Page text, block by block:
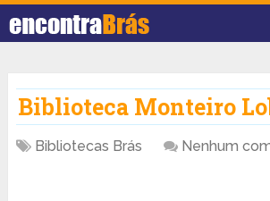
Biblioteca Monteiro
Bibliotecas Brás Nenhum